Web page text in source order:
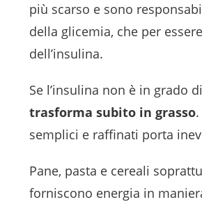
più scarso e sono
della glicemia, che per
dell’insulina.
Se l’insulina non è in grado
trasforma subito in grasso
semplici e raffinati porta
Pane, pasta e cereali
forniscono energia in